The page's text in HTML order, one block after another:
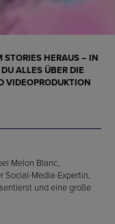
STORIES HERAUS – IN
ALLES ÜBER DIE
VIDEOPRODUKTION
Melon Blanc,
Social-Media-Expertin,
und eine große